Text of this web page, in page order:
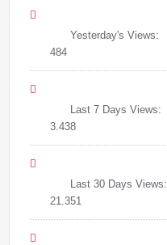
Yesterday's Views:
484
Last 7 Days Views:
3.438
Last 30 Days Views:
21.351